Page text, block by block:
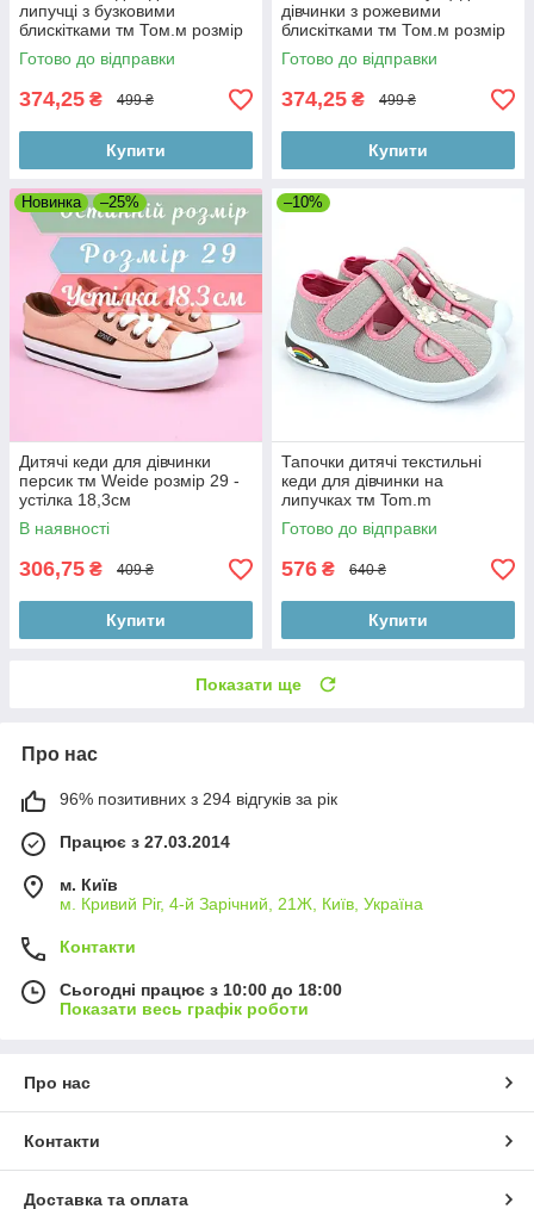
липучці з бузковими
блискітками тм Том.м розмір
26 - устілка 16,5 см
Готово до відправки
374,25 ₴ 499 ₴
Купити
дівчинки з рожевими
блискітками тм Том.м розмір
28 - устілка 17,5 см
Готово до відправки
374,25 ₴ 499 ₴
Купити
Новинка –25%
Дитячі кеди для дівчинки
персик тм Weide розмір 29 -
устілка 18,3см
В наявності
306,75 ₴ 409 ₴
Купити
–10%
Тапочки дитячі текстильні
кеди для дівчинки на
липучках тм Tom.m
Готово до відправки
576 ₴ 640 ₴
Купити
Показати ще
Про нас
96% позитивних з 294 відгуків за рік
Працює з 27.03.2014
м. Київ
м. Кривий Ріг, 4-й Зарічний, 21Ж, Київ, Україна
Контакти
Сьогодні працює з 10:00 до 18:00
Показати весь графік роботи
Про нас
Контакти
Доставка та оплата